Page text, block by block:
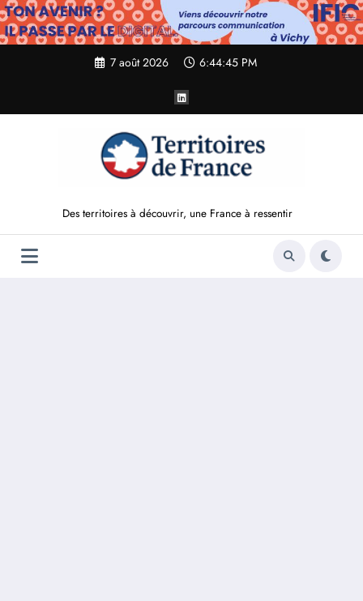
Aller
au
contenu
7 août 2026 6:44:47 PM
Des territoires à découvrir, une France à ressentir